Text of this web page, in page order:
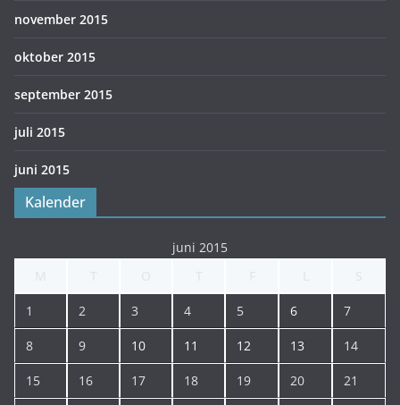
november 2015
oktober 2015
september 2015
juli 2015
juni 2015
Kalender
juni 2015
1 2 3 4 5 6 7
8 9 10 11 12 13 14
15 16 17 18 19 20 21